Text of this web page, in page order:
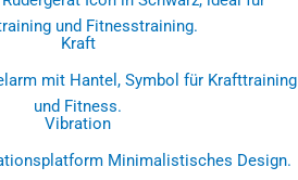
Kraft
Vibration